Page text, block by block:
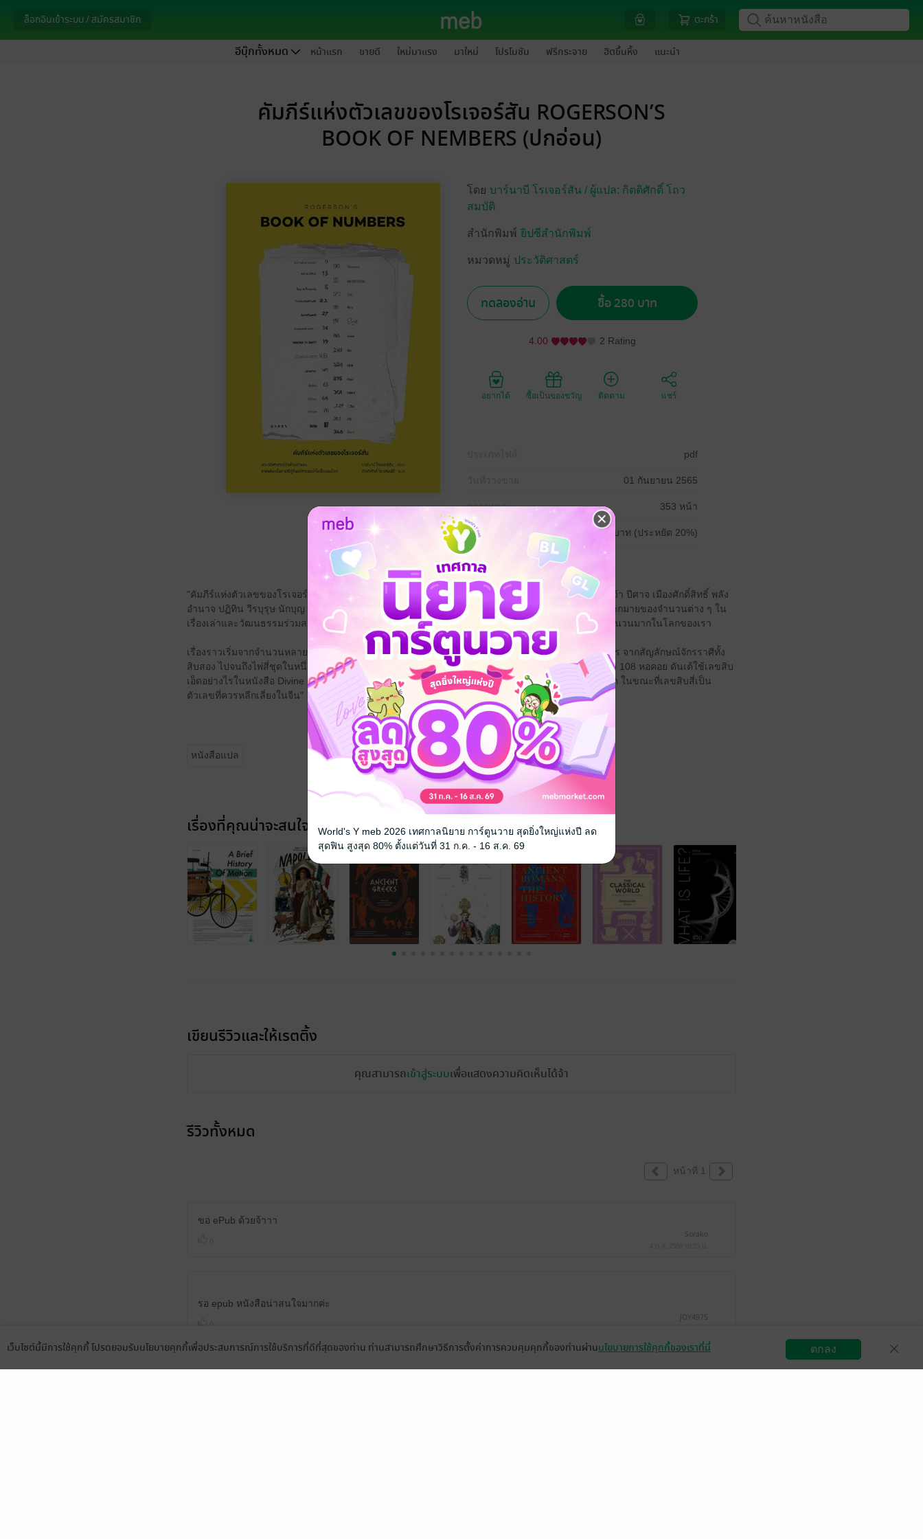
ล็อกอินเข้าระบบ / สมัครสมาชิก ตะกร้า
อีบุ๊กทั้งหมด หน้าแรก ขายดี ใหม่มาแรง มาใหม่ โปรโมชัน ฟรีกระจาย ฮิตขึ้นหิ้ง แนะนำ
คัมภีร์แห่งตัวเลขของโรเจอร์สัน ROGERSON’S
BOOK OF NEMBERS (ปกอ่อน)
โดย บาร์นาบี โรเจอร์สัน / ผู้แปล: กิตติศักดิ์ โถว
สมบัติ
สำนักพิมพ์ ยิปซีสำนักพิมพ์
หมวดหมู่ ประวัติศาสตร์
ทดลองอ่าน ซื้อ 280 บาท
4.00 2 Rating
อยากได้ ซื้อเป็นของขวัญ ติดตาม แชร์
pdf
01 กันยายน 2565
ความยาว 353 หน้า
ราคาปก 350 บาท (ประหยัด 20%)
"คัมภีร์แห่งตัวเลขของโรเจอร์สัน"" เล่มนี้ เป็นการรวบรวมเรียบเรียงคุณค่า ลักษณะทางจิตวิญญาณ พระเจ้า ปีศาจ เมืองศักดิ์สิทธิ์ พลัง
อำนาจ ปฏิทิน วีรบุรุษ นักบุญ ภาพบูชาและสัญลักษณ์ เป็นข้อมูลที่น่าอัศจรรย์สำหรับผู้ที่สนใจในบทบาทมากมายของจำนวนต่าง ๆ ใน
เรื่องเล่าและวัฒนธรรมร่วมสมัย ในดนตรีและบทกวี ในศาสนาจำนวนมาก วัฒนธรรม ระบบความเชื่อจำนวนมากในโลกของเรา
เรื่องราวเริ่มจากจำนวนหลายล้านแล้วลดลงไปจนถึงศูนย์ ตั้งแต่ตัวเลขอสูร (666) ไปจนถึงบาปเจ็ดประการ จากสัญลักษณ์จักรราศีทั้ง
สิบสอง ไปจนถึงไพ่สี่ชุดในหนึ่งกอง ตลอดหนังสือเล่มนี้ ท่านจะได้พบว่า เหตุใดเจงกิสข่านถึงสร้างเมืองแห่ง 108 หอคอย ดันเต้ใช้เลขสิบ
เอ็ดอย่างไรในหนังสือ Divine Comedy ของเขา และเหตุใดเลขสิบสามจึงหมายถึงความอับโชคในตะวันตก ในขณะที่เลขสิบสี่เป็น
ตัวเลขที่ควรหลีกเลี่ยงในจีน"
หนังสือแปล
เรื่องที่คุณน่าจะสนใจ
เขียนรีวิวและให้เรตติ้ง
คุณสามารถเข้าสู่ระบบเพื่อแสดงความคิดเห็นได้จ้า
รีวิวทั้งหมด
หน้าที่ 1
ขอ ePub ด้วยจ้าาา
Sorako
รอ epub หนังสือน่าสนใจมากค่ะ
JOY4975
ถ้ามีepubจะดีมาก
สมัครขายอีบุ๊ก วิธีการใช้งาน
เว็บไซต์นี้มีการใช้คุกกี้ โปรดยอมรับนโยบายคุกกี้เพื่อประสบการณ์การใช้บริการที่ดีที่สุดของท่าน ท่านสามารถศึกษาวิธีการตั้งค่าการควบคุมคุกกี้ของท่านผ่านนโยบายการใช้คุกกี้ของเราที่นี่ ตกลง
World's Y meb 2026 เทศกาลนิยาย การ์ตูนวาย สุดยิ่งใหญ่แห่งปี ลด
สุดฟิน สูงสุด 80% ตั้งแต่วันที่ 31 ก.ค. - 16 ส.ค. 69